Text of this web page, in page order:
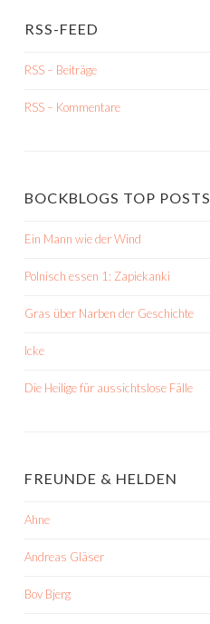
RSS-FEED
RSS – Beiträge
RSS – Kommentare
BOCKBLOGS TOP POSTS
Ein Mann wie der Wind
Polnisch essen 1: Zapiekanki
Gras über Narben der Geschichte
Icke
Die Heilige für aussichtslose Fälle
FREUNDE & HELDEN
Ahne
Andreas Gläser
Bov Bjerg